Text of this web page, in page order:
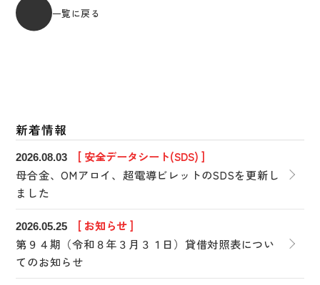
一覧に戻る
新着情報
2026.08.03
[ 安全データシート(SDS) ]
母合金、OMアロイ、超電導ビレットのSDSを更新し
ました
2026.05.25
[ お知らせ ]
第９４期（令和８年３月３１日）貸借対照表につい
てのお知らせ